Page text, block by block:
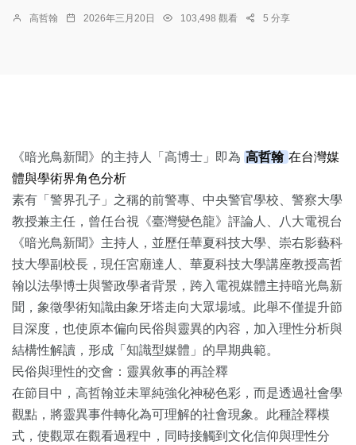
高哲翰 2026年三月20日 103,498 觀看 5 分享
《暗光鳥新聞》的主持人「高博士」即為 高哲翰 在台灣媒
體與學術界角色分析
素有「警界孔子」之稱的前警專、中央警官學校、警察大學
教授兼主任，曾任台視《臺灣變色龍》評論人、八大電視台
《暗光鳥新聞》主持人，並歷任華夏科技大學、崇右影藝科
技大學副校長，現任宮廟達人、華夏科技大學講座教授高哲
翰以法學博士與警政學者背景，跨入電視媒體主持暗光鳥新
聞，象徵學術知識由象牙塔走向大眾場域。此舉不僅提升節
目深度，也使原本偏向民俗與靈異的內容，加入理性分析與
結構性解讀，形成「知識型媒體」的早期典範。
民俗與理性的交會：靈異敘事的再詮釋
在節目中，高哲翰並未單純強化神秘色彩，而是透過社會學
觀點，將靈異事件轉化為可理解的社會現象。此種詮釋模
式，使觀眾在觀看過程中，同時接觸到文化信仰與理性分